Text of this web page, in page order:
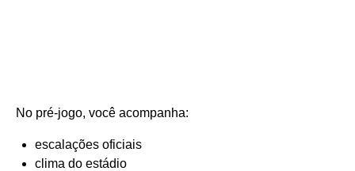
No pré-jogo, você acompanha:
escalações oficiais
clima do estádio